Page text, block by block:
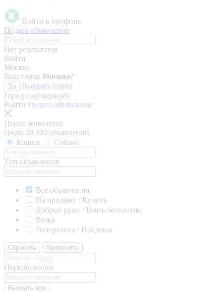
Войти в профиль
Подать объявление
Нет результатов
Войти
Москва
Ваш город Москва?
Да
Выбрать город
Город подтверждён
Войти Подать объявление
Поиск животных
среди 20 329 объявлений
Кошки
Собаки
Тип объявления
Все объявления
На продажу / Купить
Добрые руки / Взять бесплатно
Вязка
Потерялись / Найдены
Сбросить Применить
Породы кошек
Выбрать все